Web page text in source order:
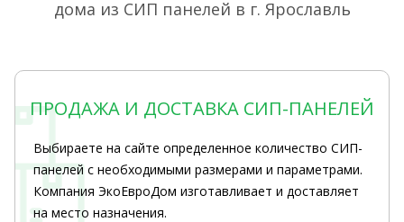
дома из СИП панелей в г. Ярославль
ПРОДАЖА И ДОСТАВКА СИП-ПАНЕЛЕЙ
Выбираете на сайте определенное количество СИП-
панелей с необходимыми размерами и параметрами.
Компания ЭкоЕвроДом изготавливает и доставляет
на место назначения.